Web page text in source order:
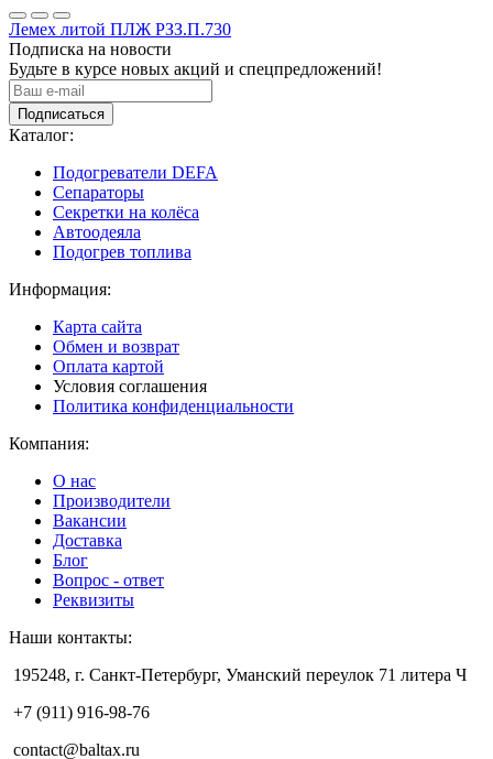
Лемех литой ПЛЖ РЗЗ.П.730
Подписка на новости
Будьте в курсе новых акций и спецпредложений!
Подписаться
Каталог:
Подогреватели DEFA
Сепараторы
Секретки на колёса
Автоодеяла
Подогрев топлива
Информация:
Карта сайта
Обмен и возврат
Оплата картой
Условия соглашения
Политика конфиденциальности
Компания:
О нас
Производители
Вакансии
Доставка
Блог
Вопрос - ответ
Реквизиты
Наши контакты:
195248, г. Санкт-Петербург, Уманский переулок 71 литера Ч
+7 (911) 916-98-76
contact@baltax.ru